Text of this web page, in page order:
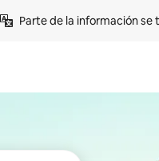
Parte de la información